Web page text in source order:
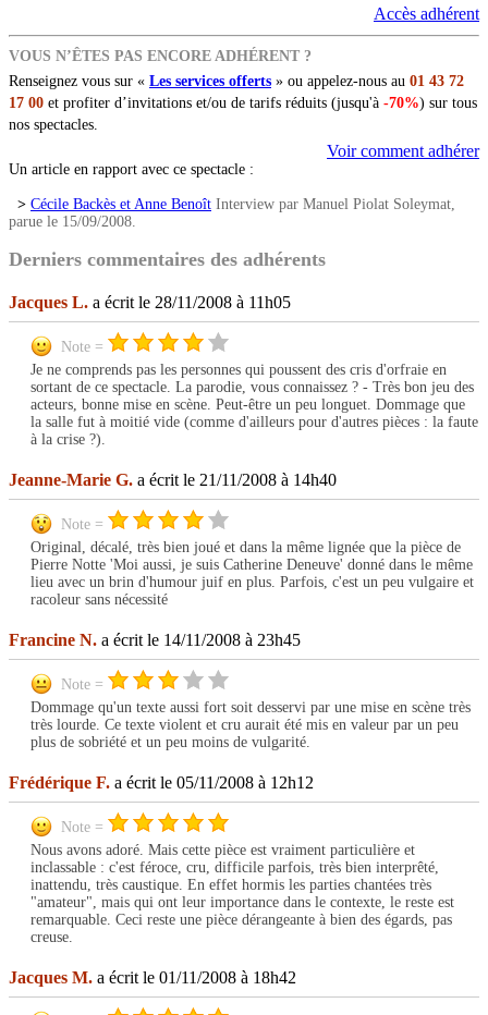
Accès adhérent
VOUS N’ÊTES PAS ENCORE ADHÉRENT ?
Renseignez vous sur « Les services offerts » ou appelez-nous au 01 43 72
17 00 et profiter d’invitations et/ou de tarifs réduits (jusqu'à -70%) sur tous
nos spectacles.
Voir comment adhérer
Un article en rapport avec ce spectacle :
> Cécile Backès et Anne Benoît Interview par Manuel Piolat Soleymat,
parue le 15/09/2008.
Derniers commentaires des adhérents
Jacques L. a écrit le 28/11/2008 à 11h05
Note =
Je ne comprends pas les personnes qui poussent des cris d'orfraie en
sortant de ce spectacle. La parodie, vous connaissez ? - Très bon jeu des
acteurs, bonne mise en scène. Peut-être un peu longuet. Dommage que
la salle fut à moitié vide (comme d'ailleurs pour d'autres pièces : la faute
à la crise ?).
Jeanne-Marie G. a écrit le 21/11/2008 à 14h40
Note =
Original, décalé, très bien joué et dans la même lignée que la pièce de
Pierre Notte 'Moi aussi, je suis Catherine Deneuve' donné dans le même
lieu avec un brin d'humour juif en plus. Parfois, c'est un peu vulgaire et
racoleur sans nécessité
Francine N. a écrit le 14/11/2008 à 23h45
Note =
Dommage qu'un texte aussi fort soit desservi par une mise en scène très
très lourde. Ce texte violent et cru aurait été mis en valeur par un peu
plus de sobriété et un peu moins de vulgarité.
Frédérique F. a écrit le 05/11/2008 à 12h12
Note =
Nous avons adoré. Mais cette pièce est vraiment particulière et
inclassable : c'est féroce, cru, difficile parfois, très bien interprêté,
inattendu, très caustique. En effet hormis les parties chantées très
"amateur", mais qui ont leur importance dans le contexte, le reste est
remarquable. Ceci reste une pièce dérangeante à bien des égards, pas
creuse.
Jacques M. a écrit le 01/11/2008 à 18h42